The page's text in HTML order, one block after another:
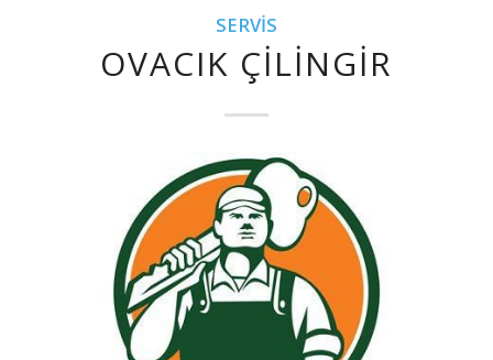
SERVIS
OVACIK ÇILINGIR